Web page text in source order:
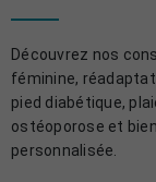
Découvrez nos
féminine,
pied diabétique,
ostéoporose et
personnalisée.